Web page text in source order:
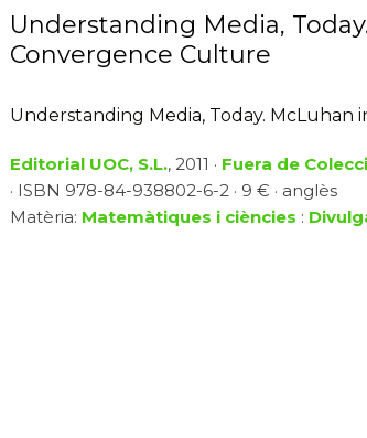
Understanding Media,
Convergence Culture
Understanding Media, Today.
Editorial UOC, S.L., 2011 · Fuera de
· ISBN 978-84-938802-6-2 · 9 € · anglès
Matèria: Matemàtiques i ciències :